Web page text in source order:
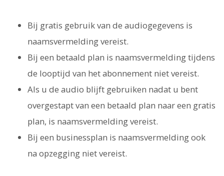
Bij gratis gebruik van de audiogegevens is
naamsvermelding vereist.
Bij een betaald plan is naamsvermelding tijdens
de looptijd van het abonnement niet vereist.
Als u de audio blijft gebruiken nadat u bent
overgestapt van een betaald plan naar een gratis
plan, is naamsvermelding vereist.
Bij een businessplan is naamsvermelding ook
na opzegging niet vereist.